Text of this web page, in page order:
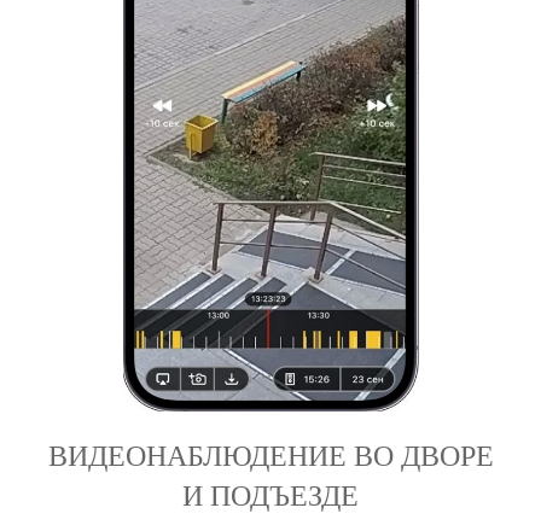
ВИДЕОНАБЛЮДЕНИЕ ВО ДВОРЕ
И ПОДЪЕЗДЕ